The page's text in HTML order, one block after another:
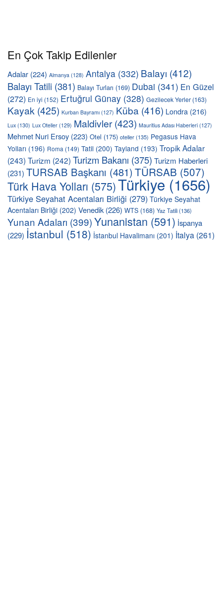
En Çok Takip Edilenler
Adalar (224) Almanya (128) Antalya (332) Balayı (412)
Balayı Tatili (381) Balayı Turları (169) Dubai (341) En Güzel
(272) En iyi (152) Ertuğrul Günay (328) Gezilecek Yerler (163)
Kayak (425) Kurban Bayramı (127) Küba (416) Londra (216)
Lux (130) Lux Oteller (129) Maldivler(423) Mauritius Adası Haberleri (127)
Mehmet Nuri Ersoy (223) Otel (175) oteller(135) Pegasus Hava
Yolları (196) Roma (149) Tatil (200) Tayland (193) Tropik Adalar
(243) Turizm (242) Turizm Bakanı (375) Turizm Haberleri
(231) TURSAB Başkanı (481)TÜRSAB (507)
Türk Hava Yolları (575)Türkiye (1656)
Türkiye Seyahat Acentaları Birliği (279) Türkiye Seyahat
Acentaları Birliği (202) Venedik(226) WTS (168) Yaz Tatili(136)
Yunan Adaları (399)Yunanistan (591) İspanya
(229) İstanbul (518) İstanbul Havalimanı (201) İtalya (261)